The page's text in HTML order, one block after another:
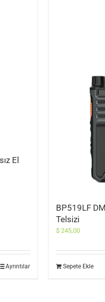
El
Ayrıntılar
BP519LF
Telsizi
$ 245,00
Sepete Ekle